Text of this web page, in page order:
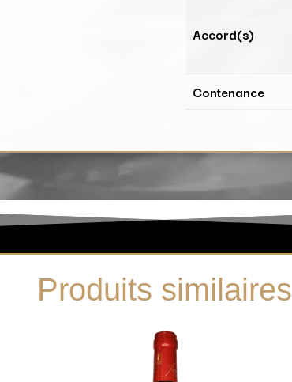
Accord(s)
Contenance
Produits similaires